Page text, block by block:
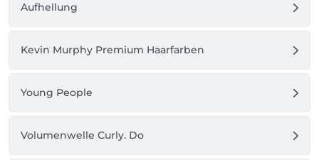
Aufhellung
Kevin Murphy Premium Haarfarben
Young People
Volumenwelle Curly. Do